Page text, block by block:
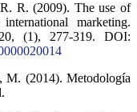
R. (2009). The use of
marketing.
(1), 277-319. DOI:
M. (2014). Metodología